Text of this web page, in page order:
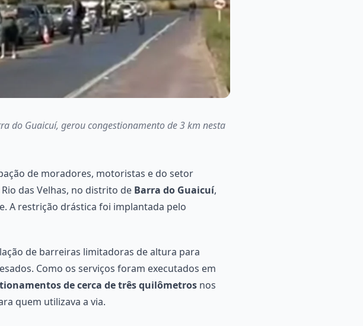
do Guaicuí, gerou congestionamento de 3 km nesta
de moradores, motoristas e do setor
das Velhas, no distrito de Barra do Guaicuí,
A restrição drástica foi implantada pelo
de barreiras limitadoras de altura para
Como os serviços foram executados em
de cerca de três quilômetros nos
quem utilizava a via.